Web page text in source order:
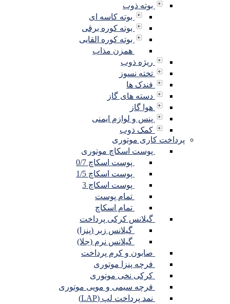
بوته ذوب
بوته کاسه ای
بوته کوره برقی
بوته کوره القایی
همزن مذاب
ریژه ذوب
تخته نسوز
فندک ها
دسته های گاز
هوا گاز
پنس و لوازم ایمنی
کمک ذوب
پرداخت کاری موتوری
پوست اسکاچ موتوری
پوست اسکاچ 0/7
پوست اسکاچ 1/5
پوست اسکاچ 3
تمام پوست
تمام اسکاچ
گیلانس کرکی پرداخت
گیلانس زبر (پنزا)
گیلانس نرم (جلا)
صابون و کرم پرداخت
فرچه پنزا موتوری
کرکی نخی موتوری
فرچه سیمی و مویی موتوری
نمد پرداخت لپ (LAP)